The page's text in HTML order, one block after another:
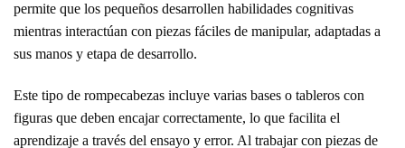
permite que los pequeños desarrollen habilidades cognitivas
mientras interactúan con piezas fáciles de manipular, adaptadas a
sus manos y etapa de desarrollo.
Este tipo de rompecabezas incluye varias bases o tableros con
figuras que deben encajar correctamente, lo que facilita el
aprendizaje a través del ensayo y error. Al trabajar con piezas de